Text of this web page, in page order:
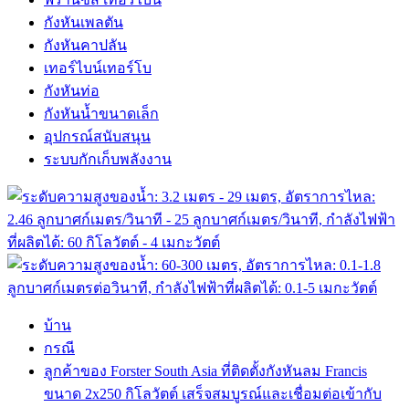
กังหันเพลตัน
กังหันคาปลัน
เทอร์ไบน์เทอร์โบ
กังหันท่อ
กังหันน้ำขนาดเล็ก
อุปกรณ์สนับสนุน
ระบบกักเก็บพลังงาน
บ้าน
กรณี
ลูกค้าของ Forster South Asia ที่ติดตั้งกังหันลม Francis
ขนาด 2x250 กิโลวัตต์ เสร็จสมบูรณ์และเชื่อมต่อเข้ากับ